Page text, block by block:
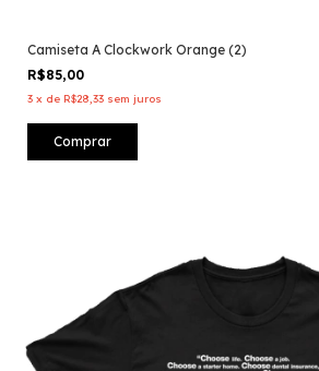
Camiseta A Clockwork Orange (2)
R$85,00
3 x de R$28,33 sem juros
Comprar